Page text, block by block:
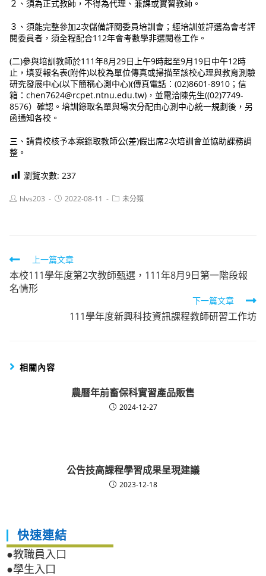
２、須為正式教師，不得為代理、兼課或實習教師。
３、須能完整參加2次儲備評閱委員培訓會；經培訓並評選為會考評
閱委員者，須全程配合112年會考數學非選閱卷工作。
(二)參與培訓教師於111年8月29日上午9時起至9月19日中午12時
止，填妥報名表(附件)以校為單位傳真或掃描至該校心理與教育測驗
研究發展中心(以下簡稱心測中心)(傳真電話：(02)8601-8910；信
箱：chen7624@rcpet.ntnu.edu.tw)，並電洽陳先生((02)7749-
8576）確認。培訓錄取名單與場次分配由心測中心統一規劃後，另
函通知各校。
三、請貴校核予本案錄取教師公(差)假出席2次培訓會並協助課務調
整。
瀏覽次數: 237
Posthlvs203
Post2022-08-11
Post未分類
Read
more
articles
上一篇文章
本校111學年度第2次教師甄選，111年8月9日第一階段報
名情形
下一篇文章
111學年度新興科技資訊課程教師研習工作坊
相關內容
農曆年前畜保科實習產品販售
2024-12-27
公告技高課程學習成果呈現建議
2023-12-18
快速連結
●教職員入口
●學生入口